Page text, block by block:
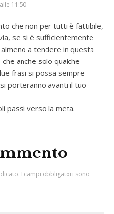
11:50
che non per tutti è fattibile,
se si è sufficientemente
a tendere in questa
anche solo qualche
frasi si possa sempre
porteranno avanti il tuo
passi verso la meta.
I campi obbligatori sono